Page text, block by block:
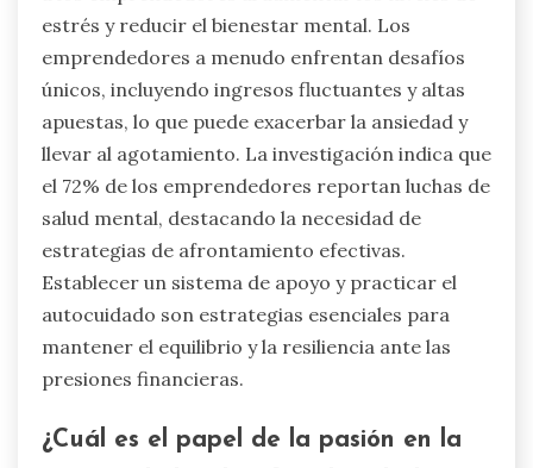
estrés y reducir el bienestar mental. Los
emprendedores a menudo enfrentan desafíos
únicos, incluyendo ingresos fluctuantes y altas
apuestas, lo que puede exacerbar la ansiedad y
llevar al agotamiento. La investigación indica que
el 72% de los emprendedores reportan luchas de
salud mental, destacando la necesidad de
estrategias de afrontamiento efectivas.
Establecer un sistema de apoyo y practicar el
autocuidado son estrategias esenciales para
mantener el equilibrio y la resiliencia ante las
presiones financieras.
¿Cuál es el papel de la pasión en la